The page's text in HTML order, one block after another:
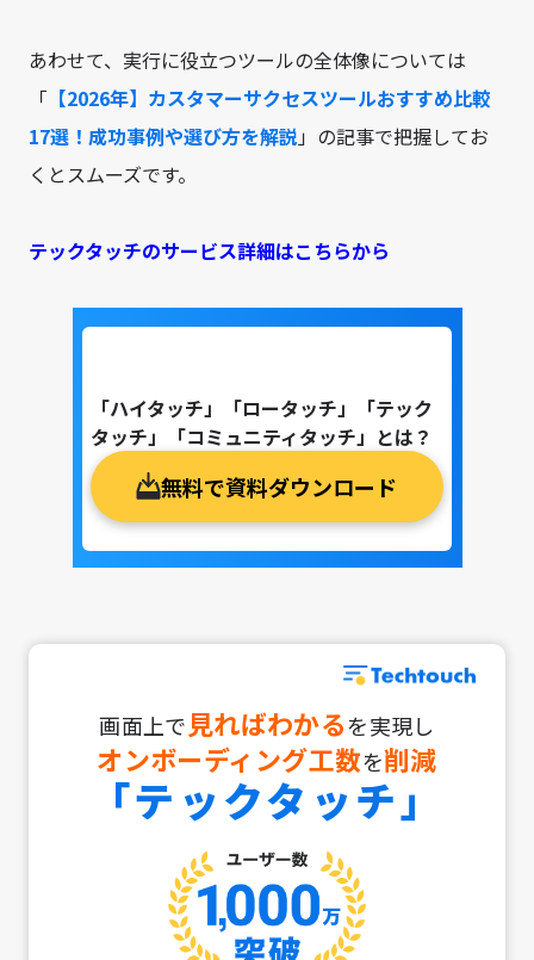
あわせて、実行に役立つツールの全体像については
「 【2026年】カスタマーサクセスツールおすすめ比較
17選！成功事例や選び方を解説 」の記事で把握してお
くとスムーズです。
テックタッチのサービス詳細はこちらから
「ハイタッチ」「ロータッチ」「テック
タッチ」「コミュニティタッチ」とは？
無料で資料ダウンロード
画面上で 見ればわかるを実現し
オンボーディング工数を削減
「テックタッチ」